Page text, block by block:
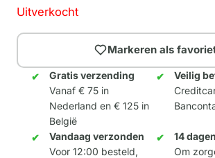
Uitverkocht
Markeren als
Gratis verzending
Vanaf € 75 in
Nederland en € 125 in
België
Veilig
Vandaag verzonden
Voor 12:00 besteld,
14
Om